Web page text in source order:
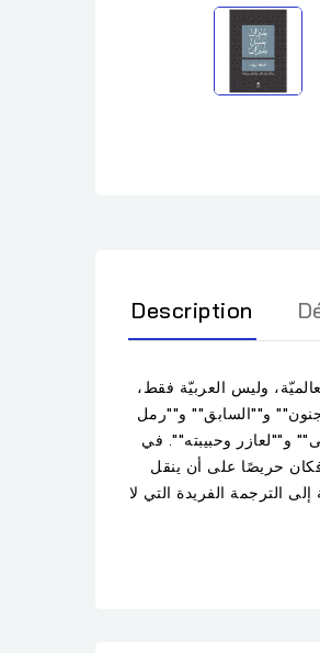
Description
المكتبة العالميّة، وليس العربيّة فقط،
و""السابق"" و""رمل
و""لعازر وحبيبته"". في
فكان حريصًا على أن ينقل
الترجمة الفريدة التي لا